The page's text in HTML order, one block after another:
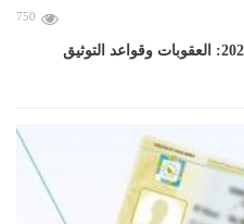
750
ضوابط زواج المسيار في السعودية 2026: العقوبات وقواعد التوثيق